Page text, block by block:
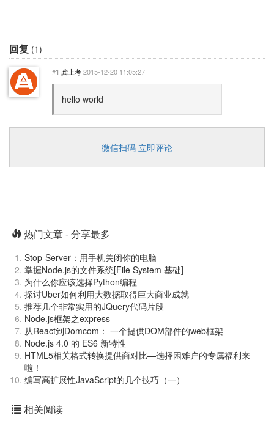
回复 (1)
#1 龚上考2015-12-20 11:05:27
hello world
微信扫码 立即评论
热门文章 - 分享最多
Stop-Server：用手机关闭你的电脑
掌握Node.js的文件系统[File System 基础]
为什么你应该选择Python编程
探讨Uber如何利用大数据取得巨大商业成就
推荐几个非常实用的JQuery代码片段
Node.js框架之express
从React到Domcom： 一个提供DOM部件的web框架
Node.js 4.0 的 ES6 新特性
HTML5相关格式转换提供商对比—选择困难户的专属福利来
啦！
编写高扩展性JavaScript的几个技巧（一）
相关阅读